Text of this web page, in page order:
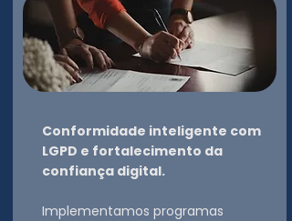
Conformidade inteligente com
LGPD e fortalecimento da
confiança digital.
Implementamos programas